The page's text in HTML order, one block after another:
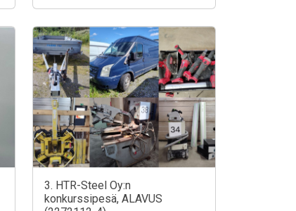
3. HTR-Steel Oy:n
konkurssipesä, ALAVUS